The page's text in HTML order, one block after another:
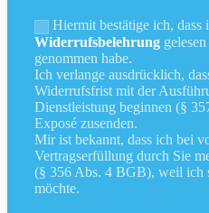
Hiermit bestätige ich, dass
Widerrufsbelehrung
genommen habe.
Ich verlange ausdrücklich,
Widerrufsfrist mit der
Dienstleistung beginnen (§
Exposé zusenden.
Mir ist bekannt, dass ich bei
Vertragserfüllung durch Sie
(§ 356 Abs. 4 BGB), weil ich
möchte.